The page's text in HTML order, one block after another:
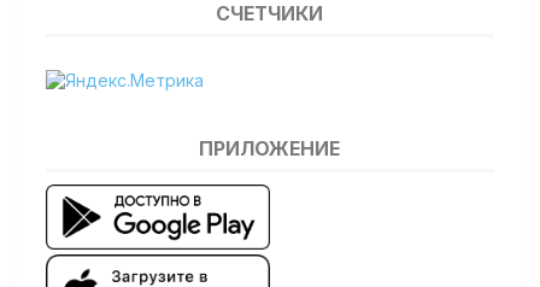
СЧЕТЧИКИ
ПРИЛОЖЕНИЕ